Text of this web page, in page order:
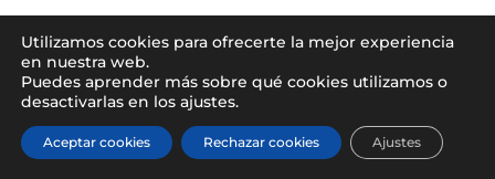
Utilizamos cookies para ofrecerte la mejor experiencia
en nuestra web.
Puedes aprender más sobre qué cookies utilizamos o
desactivarlas en los ajustes.
Aceptar cookies Rechazar cookies Ajustes